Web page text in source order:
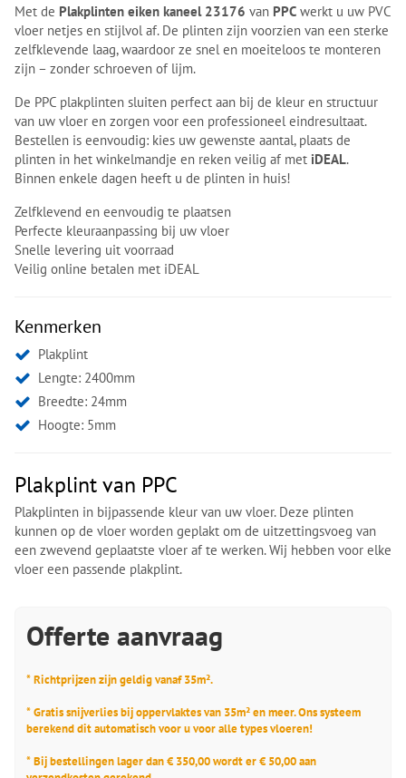
Met de Plakplinten eiken kaneel 23176 van PPC werkt u uw PVC
vloer netjes en stijlvol af. De plinten zijn voorzien van een sterke
zelfklevende laag, waardoor ze snel en moeiteloos te monteren
zijn – zonder schroeven of lijm.
De PPC plakplinten sluiten perfect aan bij de kleur en structuur
van uw vloer en zorgen voor een professioneel eindresultaat.
Bestellen is eenvoudig: kies uw gewenste aantal, plaats de
plinten in het winkelmandje en reken veilig af met iDEAL.
Binnen enkele dagen heeft u de plinten in huis!
Zelfklevend en eenvoudig te plaatsen
Perfecte kleuraanpassing bij uw vloer
Snelle levering uit voorraad
Veilig online betalen met iDEAL
Kenmerken
Plakplint
Lengte: 2400mm
Breedte: 24mm
Hoogte: 5mm
Plakplint van PPC
Plakplinten in bijpassende kleur van uw vloer. Deze plinten
kunnen op de vloer worden geplakt om de uitzettingsvoeg van
een zwevend geplaatste vloer af te werken. Wij hebben voor elke
vloer een passende plakplint.
Offerte aanvraag
* Richtprijzen zijn geldig vanaf 35m².
* Gratis snijverlies bij oppervlaktes van 35m² en meer. Ons systeem
berekend dit automatisch voor u voor alle types vloeren!
* Bij bestellingen lager dan € 350,00 wordt er € 50,00 aan